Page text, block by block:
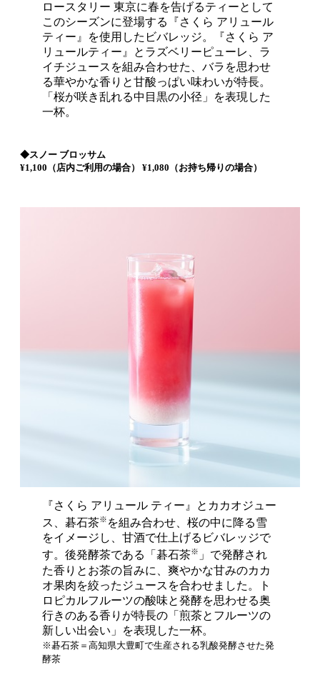
ロースタリー 東京に春を告げるティーとして
このシーズンに登場する『さくら アリュール
ティー』を使用したビバレッジ。『さくら ア
リュールティー』とラズベリーピューレ、ラ
イチジュースを組み合わせた、バラを思わせ
る華やかな香りと甘酸っぱい味わいが特長。
「桜が咲き乱れる中目黒の小径」を表現した
一杯。
◆スノー ブロッサム
¥1,100（店内ご利用の場合） ¥1,080（お持ち帰りの場合）
『さくら アリュール ティー』とカカオジュー
ス、碁石茶※ を組み合わせ、桜の中に降る雪
をイメージし、甘酒で仕上げるビバレッジで
す。後発酵茶である「碁石茶※ 」で発酵され
た香りとお茶の旨みに、爽やかな甘みのカカ
オ果肉を絞ったジュースを合わせました。ト
ロピカルフルーツの酸味と発酵を思わせる奥
行きのある香りが特長の「煎茶とフルーツの
新しい出会い」を表現した一杯。
※碁石茶＝高知県大豊町で生産される乳酸発酵させた発
酵茶